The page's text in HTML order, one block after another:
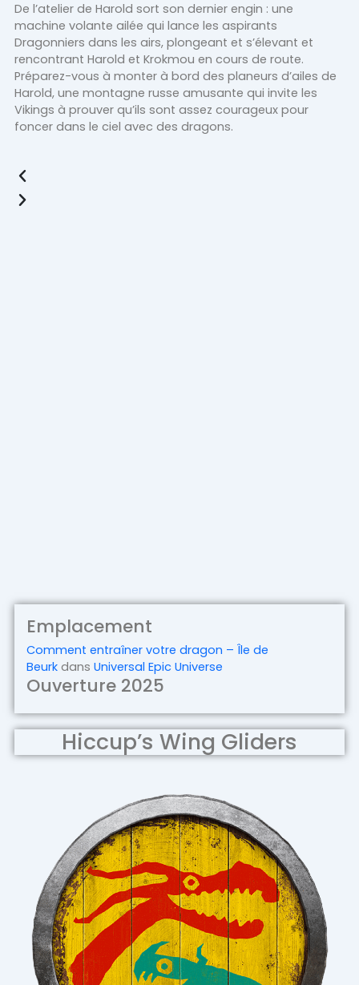
De l’atelier de Harold sort son dernier engin : une
machine volante ailée qui lance les aspirants
Dragonniers dans les airs, plongeant et s’élevant et
rencontrant Harold et Krokmou en cours de route.
Préparez-vous à monter à bord des planeurs d’ailes de
Harold, une montagne russe amusante qui invite les
Vikings à prouver qu’ils sont assez courageux pour
foncer dans le ciel avec des dragons.
Emplacement
Comment entraîner votre dragon – Île de
Beurkdans Universal Epic Universe
Ouverture 2025
Hiccup’s Wing Gliders